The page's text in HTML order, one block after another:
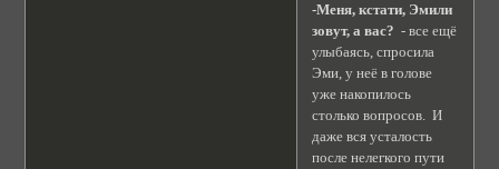
-Меня, кстати, Эмили
зовут, а вас? - все ещё
улыбаясь, спросила
Эми, у неё в голове
уже накопилось
столько вопросов. И
даже вся усталость
после нелегкого пути